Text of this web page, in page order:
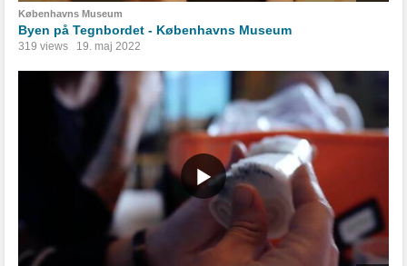
Københavns Museum
Byen på Tegnbordet - Københavns Museum
319 views 19. maj 2022